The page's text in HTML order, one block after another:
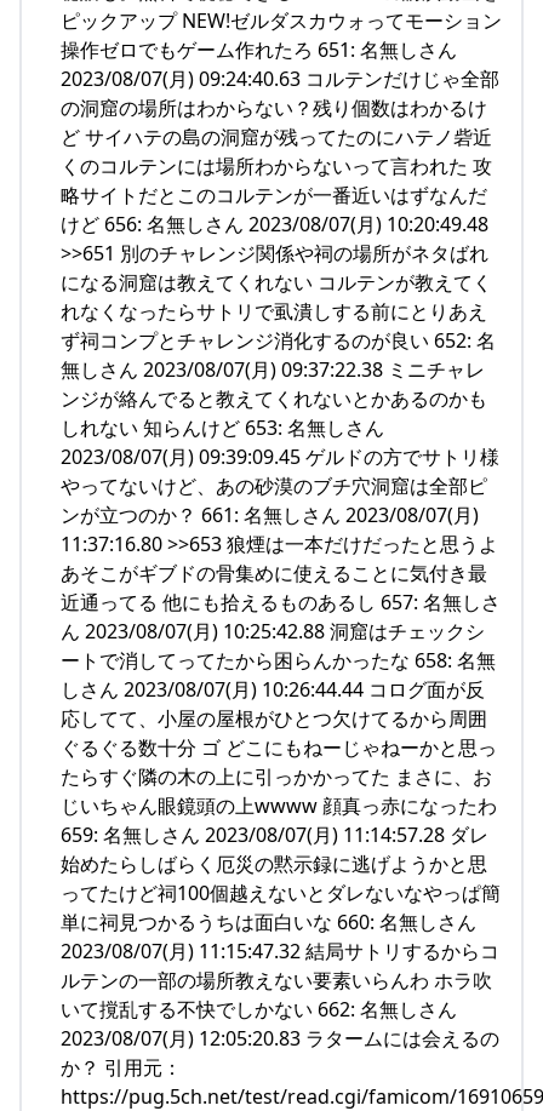
ピックアップ NEW!ゼルダスカウォってモーション
操作ゼロでもゲーム作れたろ 651: 名無しさん
2023/08/07(月) 09:24:40.63 コルテンだけじゃ全部
の洞窟の場所はわからない？残り個数はわかるけ
ど サイハテの島の洞窟が残ってたのにハテノ砦近
くのコルテンには場所わからないって言われた 攻
略サイトだとこのコルテンが一番近いはずなんだ
けど 656: 名無しさん 2023/08/07(月) 10:20:49.48
>>651 別のチャレンジ関係や祠の場所がネタばれ
になる洞窟は教えてくれない コルテンが教えてく
れなくなったらサトリで虱潰しする前にとりあえ
ず祠コンプとチャレンジ消化するのが良い 652: 名
無しさん 2023/08/07(月) 09:37:22.38 ミニチャレ
ンジが絡んでると教えてくれないとかあるのかも
しれない 知らんけど 653: 名無しさん
2023/08/07(月) 09:39:09.45 ゲルドの方でサトリ様
やってないけど、あの砂漠のブチ穴洞窟は全部ピ
ンが立つのか？ 661: 名無しさん 2023/08/07(月)
11:37:16.80 >>653 狼煙は一本だけだったと思うよ
あそこがギブドの骨集めに使えることに気付き最
近通ってる 他にも拾えるものあるし 657: 名無しさ
ん 2023/08/07(月) 10:25:42.88 洞窟はチェックシ
ートで消してってたから困らんかったな 658: 名無
しさん 2023/08/07(月) 10:26:44.44 コログ面が反
応してて、小屋の屋根がひとつ欠けてるから周囲
ぐるぐる数十分 ゴ どこにもねーじゃねーかと思っ
たらすぐ隣の木の上に引っかかってた まさに、お
じいちゃん眼鏡頭の上wwww 顔真っ赤になったわ
659: 名無しさん 2023/08/07(月) 11:14:57.28 ダレ
始めたらしばらく厄災の黙示録に逃げようかと思
ってたけど祠100個越えないとダレないなやっぱ簡
単に祠見つかるうちは面白いな 660: 名無しさん
2023/08/07(月) 11:15:47.32 結局サトリするからコ
ルテンの一部の場所教えない要素いらんわ ホラ吹
いて撹乱する不快でしかない 662: 名無しさん
2023/08/07(月) 12:05:20.83 ラタームには会えるの
か？ 引用元：
https://pug.5ch.net/test/read.cgi/famicom/